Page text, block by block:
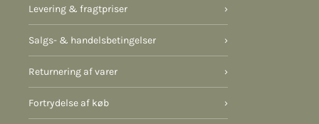
Levering & fragtpriser ›
Salgs- & handelsbetingelser ›
Returnering af varer ›
Fortrydelse af køb ›